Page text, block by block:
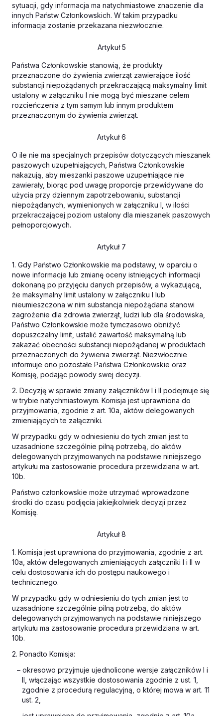
sytuacji, gdy informacja ma natychmiastowe znaczenie dla
innych Państw Członkowskich. W takim przypadku
informacja zostanie przekazana niezwłocznie.
Artykuł 5
Państwa Członkowskie stanowią, że produkty
przeznaczone do żywienia zwierząt zawierające ilość
substancji niepożądanych przekraczającą maksymalny limit
ustalony w załączniku I nie mogą być mieszane celem
rozcieńczenia z tym samym lub innym produktem
przeznaczonym do żywienia zwierząt.
Artykuł 6
O ile nie ma specjalnych przepisów dotyczących mieszanek
paszowych uzupełniających, Państwa Członkowskie
nakazują, aby mieszanki paszowe uzupełniające nie
zawierały, biorąc pod uwagę proporcje przewidywane do
użycia przy dziennym zapotrzebowaniu, substancji
niepożądanych, wymienionych w załączniku I, w ilości
przekraczającej poziom ustalony dla mieszanek paszowych
pełnoporcjowych.
Artykuł 7
1. Gdy Państwo Członkowskie ma podstawy, w oparciu o
nowe informacje lub zmianę oceny istniejących informacji
dokonaną po przyjęciu danych przepisów, a wykazującą,
że maksymalny limit ustalony w załączniku I lub
nieumieszczona w nim substancja niepożądana stanowi
zagrożenie dla zdrowia zwierząt, ludzi lub dla środowiska,
Państwo Członkowskie może tymczasowo obniżyć
dopuszczalny limit, ustalić zawartość maksymalną lub
zakazać obecności substancji niepożądanej w produktach
przeznaczonych do żywienia zwierząt. Niezwłocznie
informuje ono pozostałe Państwa Członkowskie oraz
Komisję, podając powody swej decyzji.
2. Decyzję w sprawie zmiany załączników I i II podejmuje się
w trybie natychmiastowym. Komisja jest uprawniona do
przyjmowania, zgodnie z art. 10a, aktów delegowanych
zmieniających te załączniki.
W przypadku gdy w odniesieniu do tych zmian jest to
uzasadnione szczególnie pilną potrzebą, do aktów
delegowanych przyjmowanych na podstawie niniejszego
artykułu ma zastosowanie procedura przewidziana w art.
10b.
Państwo członkowskie może utrzymać wprowadzone
środki do czasu podjęcia jakiejkolwiek decyzji przez
Komisję.
Artykuł 8
1. Komisja jest uprawniona do przyjmowania, zgodnie z art.
10a, aktów delegowanych zmieniających załączniki I i II w
celu dostosowania ich do postępu naukowego i
technicznego.
W przypadku gdy w odniesieniu do tych zmian jest to
uzasadnione szczególnie pilną potrzebą, do aktów
delegowanych przyjmowanych na podstawie niniejszego
artykułu ma zastosowanie procedura przewidziana w art.
10b.
2. Ponadto Komisja:
– okresowo przyjmuje ujednolicone wersje załączników I i
II, włączając wszystkie dostosowania zgodnie z ust. 1,
zgodnie z procedurą regulacyjną, o której mowa w art. 11
ust. 2,